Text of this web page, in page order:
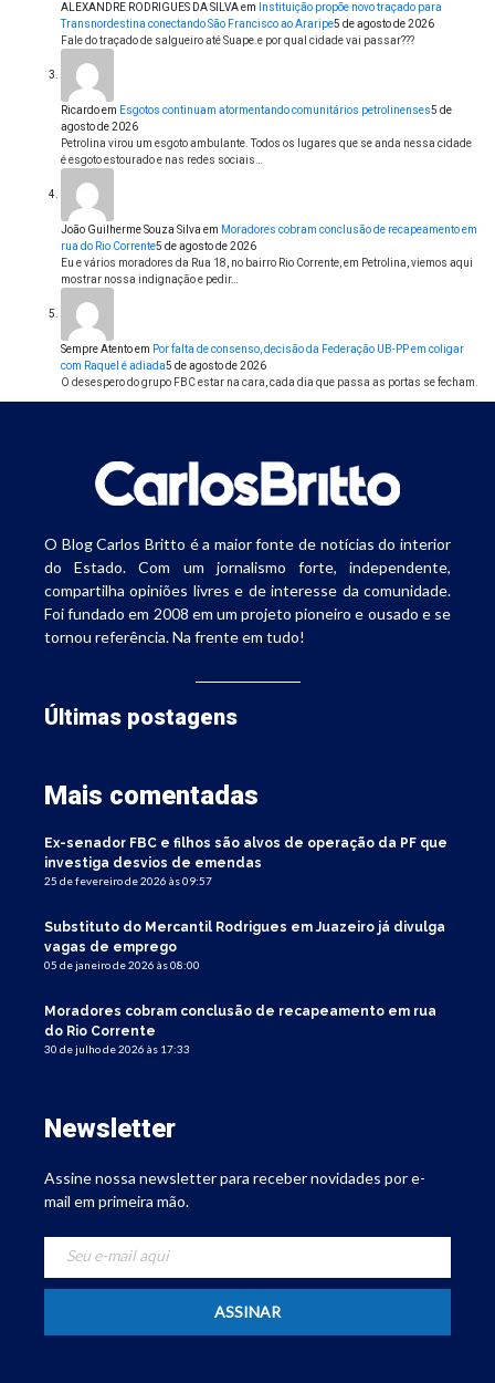
ALEXANDRE RODRIGUES DA SILVAem
Instituição propõe novo traçado para
Transnordestina conectando São Francisco ao Araripe5 de agosto de 2026
Fale do traçado de salgueiro até Suape.e por qual cidade vai passar???
Ricardoem Esgotos continuam atormentando comunitários petrolinenses5 de
agosto de 2026
Petrolina virou um esgoto ambulante. Todos os lugares que se anda nessa cidade
é esgoto estourado e nas redes sociais…
João Guilherme Souza Silva em Moradores cobram conclusão de recapeamento em
rua do Rio Corrente5 de agosto de 2026
Eu e vários moradores da Rua 18, no bairro Rio Corrente, em Petrolina, viemos aqui
mostrar nossa indignação e pedir…
Sempre Atentoem Por falta de consenso, decisão da Federação UB-PP em coligar
com Raquel é adiada5 de agosto de 2026
O desespero do grupo FBC estar na cara, cada dia que passa as portas se fecham.
O Blog Carlos Britto é a maior fonte de notícias do interior
do Estado. Com um jornalismo forte, independente,
compartilha opiniões livres e de interesse da comunidade.
Foi fundado em 2008 em um projeto pioneiro e ousado e se
tornou referência. Na frente em tudo!
Últimas postagens
Mais comentadas
Ex-senador FBC e filhos são alvos de operação da PF que
investiga desvios de emendas
25 de fevereiro de 2026 às 09:57
Substituto do Mercantil Rodrigues em Juazeiro já divulga
vagas de emprego
05 de janeiro de 2026 às 08:00
Moradores cobram conclusão de recapeamento em rua
do Rio Corrente
30 de julho de 2026 às 17:33
Newsletter
Assine nossa newsletter para receber novidades por e-
mail em primeira mão.